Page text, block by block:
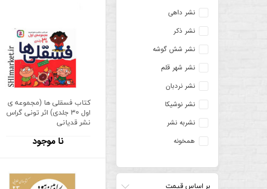
نشر داهی
نشر ذکر
نشر شش گوشه
نشر شهر قلم
نشر نردبان
نشر نوشیکا
نشربه نشر
همخونه
بر اساس قیمت
کتاب فسقلی ها (مجموعه ی
اول 30 جلدی) اثر تونی گراس
نشر قدیانی
نا موجود